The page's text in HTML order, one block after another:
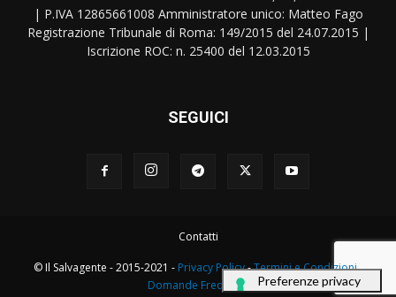
| P.IVA 12865661008 Amministratore unico: Matteo Fago
Registrazione Tribunale di Roma: 149/2015 del 24.07.2015 |
Iscrizione ROC: n. 25400 del 12.03.2015
SEGUICI
Contatti
© Il Salvagente - 2015-2021 - Privacy Policy-Termini e Condizioni-
Domande Frequenti